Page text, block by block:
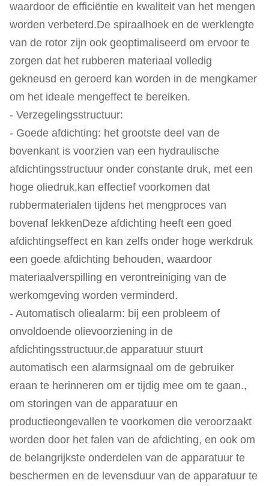
waardoor de efficiëntie en kwaliteit van het mengen
worden verbeterd.De spiraalhoek en de werklengte
van de rotor zijn ook geoptimaliseerd om ervoor te
zorgen dat het rubberen materiaal volledig
gekneusd en geroerd kan worden in de mengkamer
om het ideale mengeffect te bereiken.
- Verzegelingsstructuur:
- Goede afdichting: het grootste deel van de
bovenkant is voorzien van een hydraulische
afdichtingsstructuur onder constante druk, met een
hoge oliedruk,kan effectief voorkomen dat
rubbermaterialen tijdens het mengproces van
bovenaf lekkenDeze afdichting heeft een goed
afdichtingseffect en kan zelfs onder hoge werkdruk
een goede afdichting behouden, waardoor
materiaalverspilling en verontreiniging van de
werkomgeving worden verminderd.
- Automatisch oliealarm: bij een probleem of
onvoldoende olievoorziening in de
afdichtingsstructuur,de apparatuur stuurt
automatisch een alarmsignaal om de gebruiker
eraan te herinneren om er tijdig mee om te gaan.,
om storingen van de apparatuur en
productieongevallen te voorkomen die veroorzaakt
worden door het falen van de afdichting, en ook om
de belangrijkste onderdelen van de apparatuur te
beschermen en de levensduur van de apparatuur te